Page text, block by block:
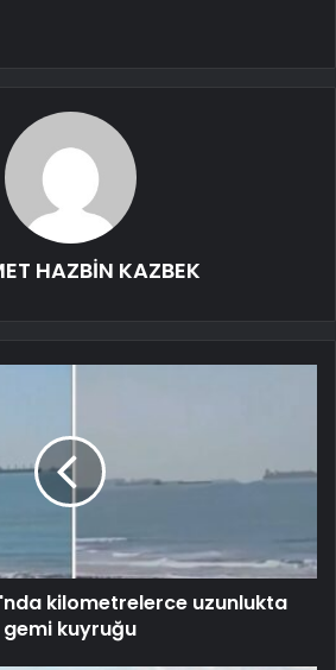
HAZBİN KAZBEK
kilometrelerce uzunlukta
gemi kuyruğu